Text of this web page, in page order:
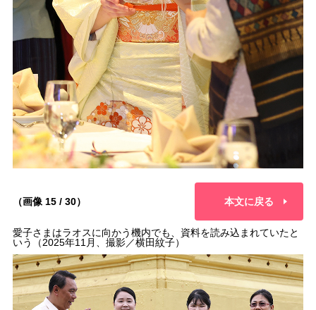
（画像 15 / 30） 本文に戻る
愛子さまはラオスに向かう機内でも、資料を読み込まれていたと
いう（2025年11月、撮影／横田紋子）